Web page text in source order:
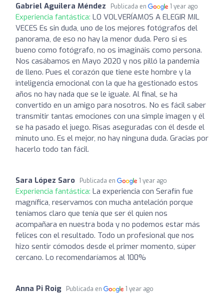
Gabriel Aguilera Méndez Publicada en 1 year ago
Experiencia fantástica: LO VOLVERÍAMOS A ELEGIR MIL
VECES Es sin duda, uno de los mejores fotógrafos del
panorama, de eso no hay la menor duda. Pero si es
bueno como fotógrafo, no os imagináis como persona.
Nos casábamos en Mayo 2020 y nos pilló la pandemia
de lleno. Pues el corazón que tiene este hombre y la
inteligencia emocional con la que ha gestionado estos
años no hay nada que se le iguale. Al final, se ha
convertido en un amigo para nosotros. No es fácil saber
transmitir tantas emociones con una simple imagen y él
se ha pasado el juego. Risas aseguradas con él desde el
minuto uno. Es el mejor, no hay ninguna duda. Gracias por
hacerlo todo tan fácil.
Sara López Saro Publicada en 1 year ago
Experiencia fantástica: La experiencia con Serafín fue
magnífica, reservamos con mucha antelación porque
teníamos claro que tenía que ser él quien nos
acompañara en nuestra boda y no podemos estar más
felices con el resultado. Todo un profesional que nos
hizo sentir cómodos desde el primer momento, súper
cercano. Lo recomendaríamos al 100%
Anna Pi Roig Publicada en 1 year ago